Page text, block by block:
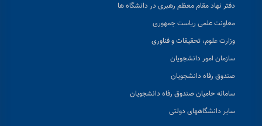
دفتر نهاد مقام معظم رهبری در دانشگاه ها
معاونت علمی ریاست جمهوری
وزارت علوم، تحقیقات و فناوری
سازمان امور دانشجویان
صندوق رفاه دانشجویان
سامانه حامیان صندوق رفاه دانشجویان
سایر دانشگاههای دولتی